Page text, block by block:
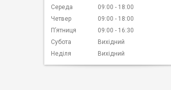
Середа
09:00
18:00
Четвер
09:00
18:00
Пʼятниця
09:00
16:30
Субота
Вихідний
Неділя
Вихідний